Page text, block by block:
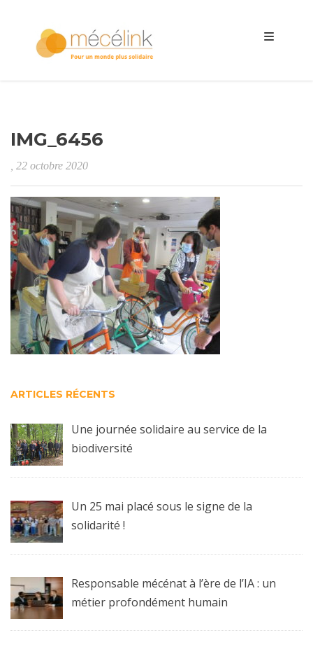
IMG_6456
, 22 octobre 2020
ARTICLES RÉCENTS
Une journée solidaire au service de la
biodiversité
Un 25 mai placé sous le signe de la
solidarité !
Responsable mécénat à l’ère de l’IA : un
métier profondément humain